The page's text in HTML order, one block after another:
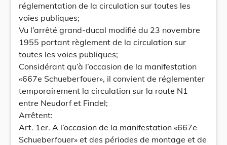
réglementation de la circulation sur toutes les
voies publiques;
Vu l’arrêté grand-ducal modifié du 23 novembre
1955 portant règlement de la circulation sur
toutes les voies publiques;
Considérant qu’à l’occasion de la manifestation
«667e Schueberfouer», il convient de réglementer
temporairement la circulation sur la route N1
entre Neudorf et Findel;
Arrêtent:
Art. 1er. A l’occasion de la manifestation «667e
Schueberfouer» et des périodes de montage et de